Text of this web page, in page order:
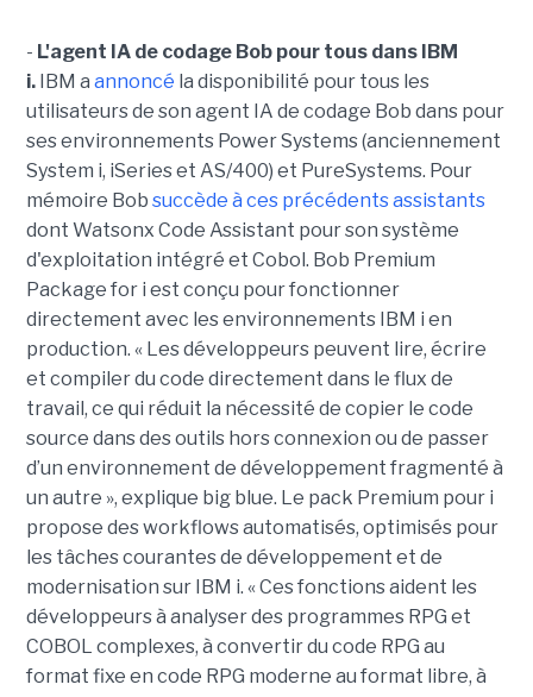
- L'agent IA de codage Bob pour tous dans IBM
i.IBM a annoncé la disponibilité pour tous les
utilisateurs de son agent IA de codage Bob dans pour
ses environnements Power Systems (anciennement
System i, iSeries et AS/400) et PureSystems. Pour
mémoire Bob succède à ces précédents assistants
dont Watsonx Code Assistant pour son système
d'exploitation intégré et Cobol. Bob Premium
Package for i est conçu pour fonctionner
directement avec les environnements IBM i en
production. « Les développeurs peuvent lire, écrire
et compiler du code directement dans le flux de
travail, ce qui réduit la nécessité de copier le code
source dans des outils hors connexion ou de passer
d’un environnement de développement fragmenté à
un autre », explique big blue. Le pack Premium pour i
propose des workflows automatisés, optimisés pour
les tâches courantes de développement et de
modernisation sur IBM i. « Ces fonctions aident les
développeurs à analyser des programmes RPG et
COBOL complexes, à convertir du code RPG au
format fixe en code RPG moderne au format libre, à